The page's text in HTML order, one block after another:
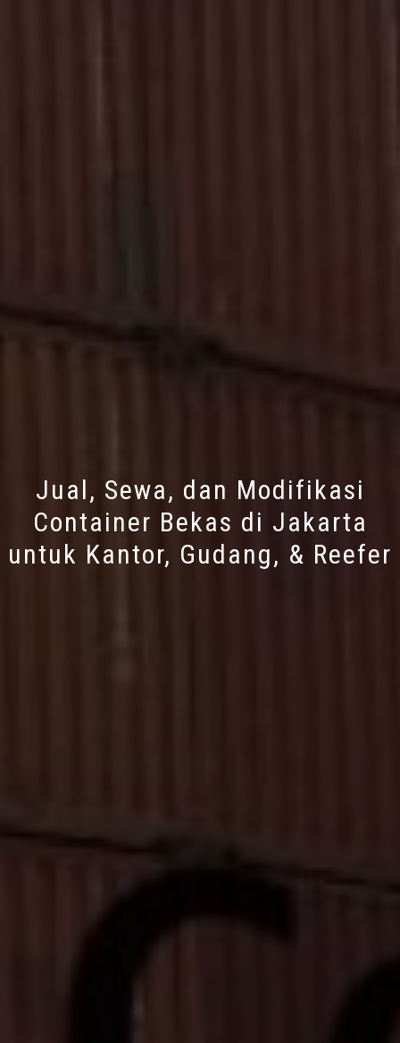
Jual, Sewa, dan Modifikasi
Container Bekas di Jakarta
untuk Kantor, Gudang, & Reefer